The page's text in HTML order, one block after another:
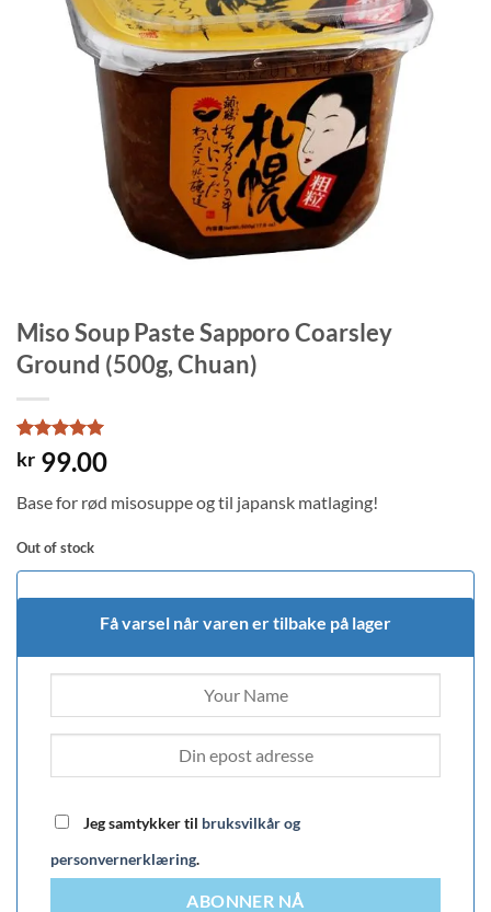
Miso Soup Paste Sapporo Coarsley
Ground (500g, Chuan)
Rated5
out of 5
1
customer
kr 99.00
Base for rød misosuppe og til japansk matlaging!
Out of stock
Få varsel når varen er tilbake på lager
Jeg samtykker til bruksvilkår og
personvernerklæring.
ABONNER NÅ